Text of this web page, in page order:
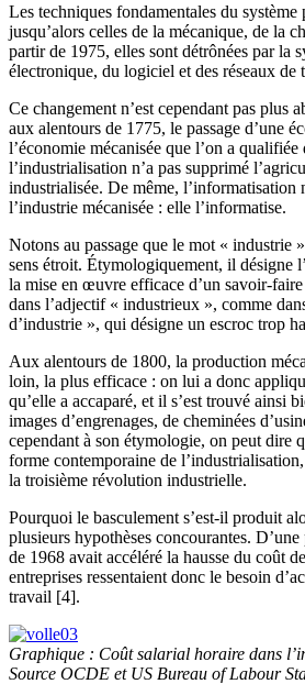
Les techniques fondamentales du
jusqu’alors celles de la mécanique, de la
partir de 1975, elles sont détrônées par la
électronique, du logiciel et des réseaux de
Ce changement n’est cependant pas plus
aux alentours de 1775, le passage d’une
l’économie mécanisée que l’on a qualifiée
l’industrialisation n’a pas supprimé
industrialisée. De même, l’informatisation
l’industrie mécanisée : elle l’informatise.
Notons au passage que le mot « industrie
sens étroit. Étymologiquement, il désigne
la mise en œuvre efficace d’un savoir-faire
dans l’adjectif « industrieux », comme
d’industrie », qui désigne un escroc trop
Aux alentours de 1800, la production
loin, la plus efficace : on lui a donc
qu’elle a accaparé, et il s’est trouvé ainsi
images d’engrenages, de cheminées
cependant à son étymologie, on peut dire
forme contemporaine de
la troisième révolution industrielle.
Pourquoi le basculement s’est-il produit
plusieurs hypothèses concourantes.
de 1968 avait accéléré la hausse du coût
entreprises ressentaient donc le besoin
travail [4].
Graphique : Coût salarial horaire dans
Source OCDE et US Bureau of Labour